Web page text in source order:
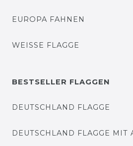
EUROPA FAHNEN
WEISSE FLAGGE
BESTSELLER FLAGGEN
DEUTSCHLAND FLAGGE
DEUTSCHLAND FLAGGE MIT